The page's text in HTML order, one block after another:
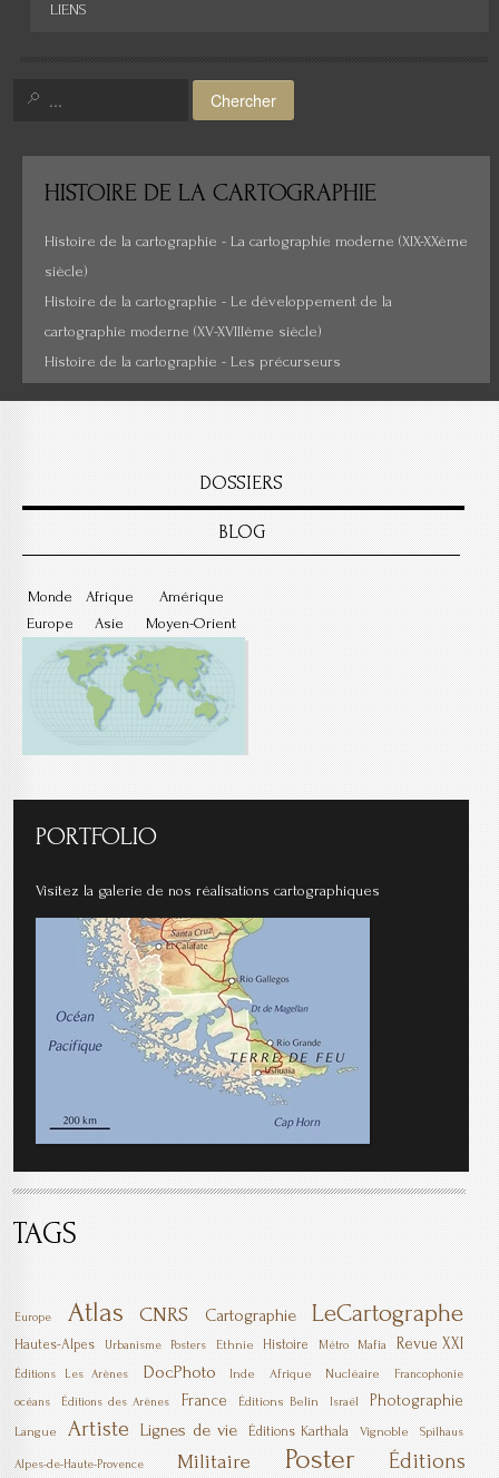
Moyen-Orient
Histoire de la cartographie
Cartes insolites, anciennes...
LIENS
Chercher
HISTOIRE DE LA CARTOGRAPHIE
Histoire de la cartographie - La cartographie moderne (XIX-XXème
siècle)
Histoire de la cartographie - Le développement de la
cartographie moderne (XV-XVIIIème siècle)
Histoire de la cartographie - Les précurseurs
DOSSIERS
BLOG
Monde
Europe
Afrique
Asie
Amérique
Moyen-Orient
PORTFOLIO
Visitez la galerie de nos réalisations cartographiques
TAGS
Europe Atlas CNRS Cartographie LeCartographe
Hautes-Alpes Urbanisme Posters Ethnie Histoire Métro Mafia Revue XXI
Éditions Les Arènes DocPhoto Inde Afrique Nucléaire Francophonie
océans Éditions des Arènes France Éditions Belin Israël Photographie
Langue Artiste Lignes de vie Éditions Karthala Vignoble Spilhaus
Alpes-de-Haute-Provence Militaire Poster Éditions